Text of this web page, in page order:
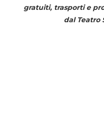
gratuiti, trasporti e
dal Teatro